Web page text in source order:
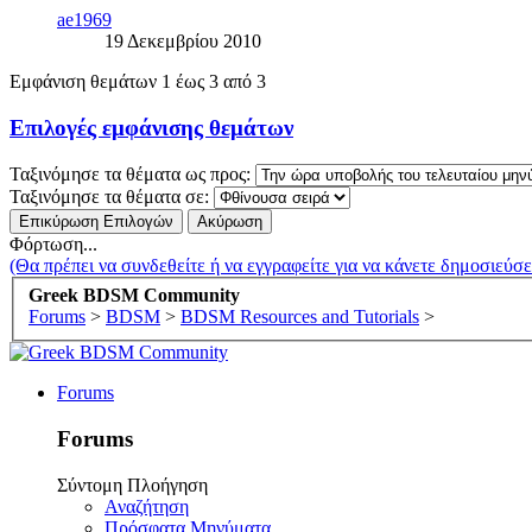
ae1969
19 Δεκεμβρίου 2010
Εμφάνιση θεμάτων 1 έως 3 από 3
Επιλογές εμφάνισης θεμάτων
Ταξινόμησε τα θέματα ως προς:
Ταξινόμησε τα θέματα σε:
Φόρτωση...
(Θα πρέπει να συνδεθείτε ή να εγγραφείτε για να κάνετε
Greek BDSM Community
Forums > BDSM > BDSM Resources and Tutorials >
Forums
Forums
Σύντομη Πλοήγηση
Αναζήτηση
Πρόσφατα Μηνύματα